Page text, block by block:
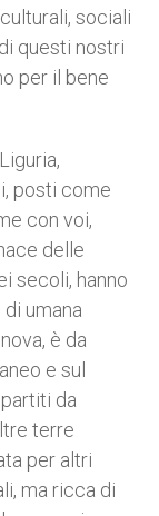
sociali
questi nostri
per il bene
posti come
con voi,
delle
secoli, hanno
umana
è da
e sul
da
terre
per altri
ma ricca di